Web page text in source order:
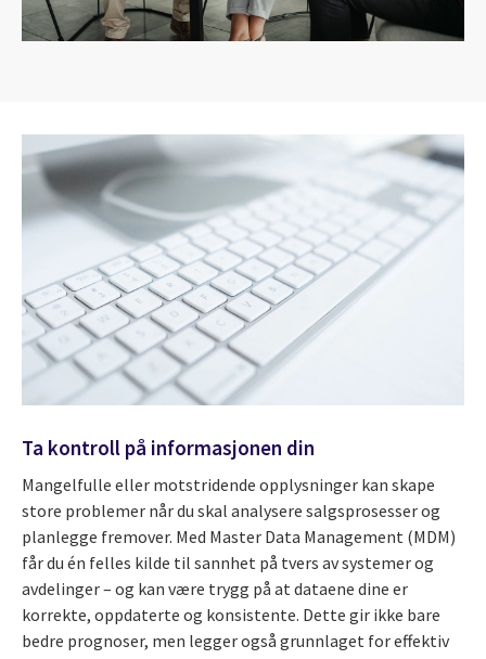
Ta kontroll på informasjonen din
Mangelfulle eller motstridende opplysninger kan skape
store problemer når du skal analysere salgsprosesser og
planlegge fremover. Med Master Data Management (MDM)
får du én felles kilde til sannhet på tvers av systemer og
avdelinger – og kan være trygg på at dataene dine er
korrekte, oppdaterte og konsistente. Dette gir ikke bare
bedre prognoser, men legger også grunnlaget for effektiv